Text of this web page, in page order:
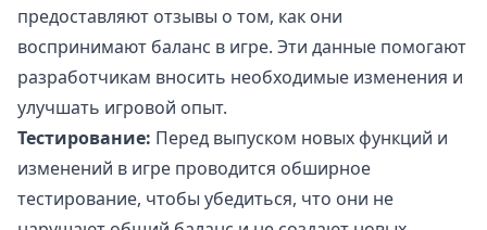
предоставляют отзывы о том, как они
воспринимают баланс в игре. Эти данные помогают
разработчикам вносить необходимые изменения и
улучшать игровой опыт.
Тестирование: Перед выпуском новых функций и
изменений в игре проводится обширное
тестирование, чтобы убедиться, что они не